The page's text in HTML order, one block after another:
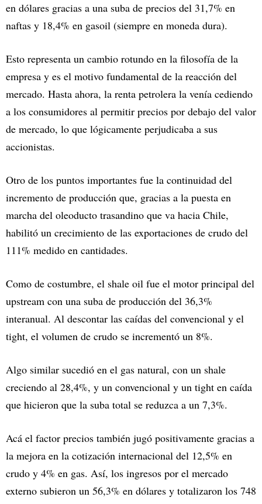
en dólares gracias a una suba de precios del 31,7% en
naftas y 18,4% en gasoil (siempre en moneda dura).
Esto representa un cambio rotundo en la filosofía de la
empresa y es el motivo fundamental de la reacción del
mercado. Hasta ahora, la renta petrolera la venía cediendo
a los consumidores al permitir precios por debajo del valor
de mercado, lo que lógicamente perjudicaba a sus
accionistas.
Otro de los puntos importantes fue la continuidad del
incremento de producción que, gracias a la puesta en
marcha del oleoducto trasandino que va hacia Chile,
habilitó un crecimiento de las exportaciones de crudo del
111% medido en cantidades.
Como de costumbre, el shale oil fue el motor principal del
upstream con una suba de producción del 36,3%
interanual. Al descontar las caídas del convencional y el
tight, el volumen de crudo se incrementó un 8%.
Algo similar sucedió en el gas natural, con un shale
creciendo al 28,4%, y un convencional y un tight en caída
que hicieron que la suba total se reduzca a un 7,3%.
Acá el factor precios también jugó positivamente gracias a
la mejora en la cotización internacional del 12,5% en
crudo y 4% en gas. Así, los ingresos por el mercado
externo subieron un 56,3% en dólares y totalizaron los 748